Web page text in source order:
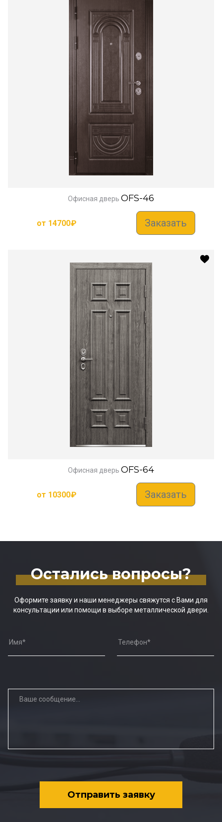
Офисная дверь OFS-46
от 14700₽ Заказать
Офисная дверь OFS-64
от 10300₽ Заказать
Остались вопросы?
Оформите заявку и наши менеджеры свяжутся с Вами для
консультации или помощи в выборе металлической двери.
Отправить заявку